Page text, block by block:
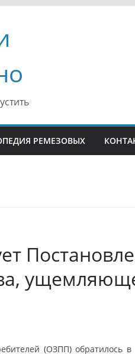
РЕМЕЗОВЫХ
(ОЗПП) обратилось